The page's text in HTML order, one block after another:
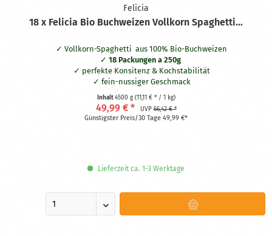
Felicia
18 x Felicia Bio Buchweizen Vollkorn Spaghetti...
Vollkorn-Spaghetti aus 100% Bio-Buchweizen
18 Packungen a 250g
perfekte Konsitenz & Kochstabilität
fein-nussiger Geschmack
hergestellt in Italien
zertifiziert glutenfrei
Inhalt4500 g (11,11 € * / 1 kg)
49,99 € * UVP66,42 € *
Günstigster Preis/30 Tage 49,99 €*
Lieferzeit ca. 1-3 Werktage